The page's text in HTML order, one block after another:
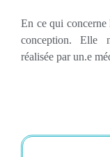
En ce qui concerne
conception. Elle
réalisée par un.e